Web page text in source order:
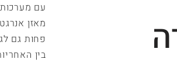
עם
מאזן
פחות גם
בין